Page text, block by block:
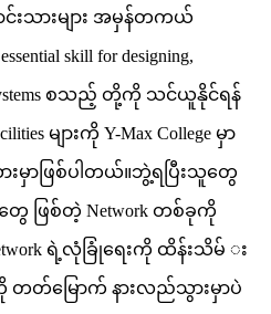
င်းသားများ အမှန်တကယ်
skill for designing,
systems စသည့် တို့ကို သင်ယူနိုင်ရန်
များကို Y-Max College မှာ
ာဖြစ်ပါတယ်။ဘွဲ့ရပြီးသူတွေ
ဖြစ်တဲ့ Network တစ်ခုကို
ရဲ့လုံခြုံရေးကို ထိန်းသိမ် း
တတ်မြောက် နားလည်သွားမှာပဲ